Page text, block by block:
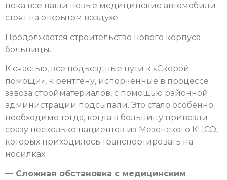
пока все наши новые медицинские автомобили
стоят на открытом воздухе.
Продолжается строительство нового корпуса
больницы.
К счастью, все подъездные пути к «Скорой
помощи», к рентгену, испорченные в процессе
завоза стройматериалов, с помощью районной
администрации подсыпали. Это стало особенно
необходимо тогда, когда в больницу привезли
сразу несколько пациентов из Мезенского КЦСО,
которых приходилось транспортировать на
носилках.
— Сложная обстановка с медицинским